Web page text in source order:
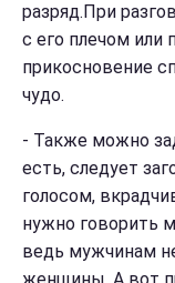
разряд.При
с его плечом или
прикосновение
чудо.
- Также можно
есть, следует
голосом,
нужно говорить
ведь мужчинам